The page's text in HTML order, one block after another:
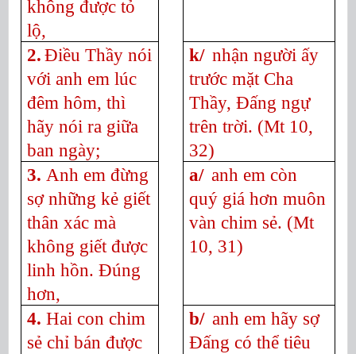
không được tỏ
lộ,
2. Điều Thầy nói
với anh em lúc
đêm hôm, thì
hãy nói ra giữa
ban ngày;
k/ nhận người ấy
trước mặt Cha
Thầy, Đấng ngự
trên trời. (Mt 10,
32)
3. Anh em đừng
sợ những kẻ giết
thân xác mà
không giết được
linh hồn. Đúng
hơn,
a/ anh em còn
quý giá hơn muôn
vàn chim sẻ. (Mt
10, 31)
4. Hai con chim
sẻ chỉ bán được
b/ anh em hãy sợ
Đấng có thể tiêu